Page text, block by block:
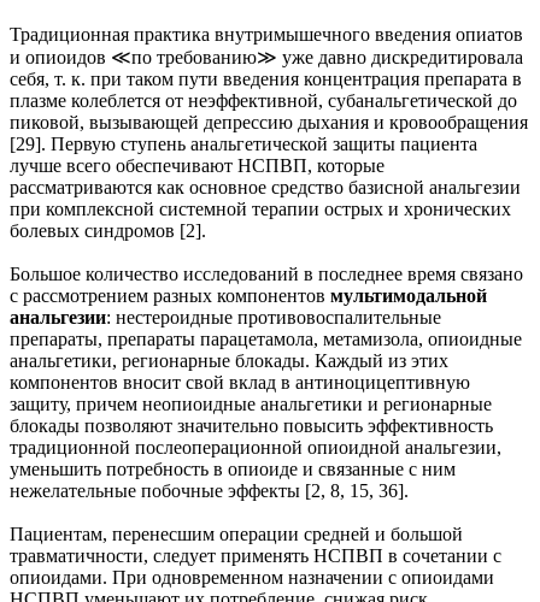
Традиционная практика внутримышечного введения опиатов
и опиоидов ≪по требованию≫ уже давно дискредитировала
себя, т. к. при таком пути введения концентрация препарата в
плазме колеблется от неэффективной, субанальгетической до
пиковой, вызывающей депрессию дыхания и кровообращения
[29]. Первую ступень анальгетической защиты пациента
лучше всего обеспечивают НСПВП, которые
рассматриваются как основное средство базисной анальгезии
при комплексной системной терапии острых и хронических
болевых синдромов [2].
Большое количество исследований в последнее время связано
с рассмотрением разных компонентов мультимодальной
анальгезии: нестероидные противовоспалительные
препараты, препараты парацетамола, метамизола, опиоидные
анальгетики, регионарные блокады. Каждый из этих
компонентов вносит свой вклад в антиноцицептивную
защиту, причем неопиоидные анальгетики и регионарные
блокады позволяют значительно повысить эффективность
традиционной послеоперационной опиоидной анальгезии,
уменьшить потребность в опиоиде и связанные с ним
нежелательные побочные эффекты [2, 8, 15, 36].
Пациентам, перенесшим операции средней и большой
травматичности, следует применять НСПВП в сочетании с
опиоидами. При одновременном назначении с опиоидами